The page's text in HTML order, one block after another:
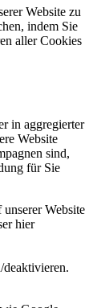
Website zu
indem Sie
aller Cookies
in aggregierter
Website
sind,
für Sie
Website
hier